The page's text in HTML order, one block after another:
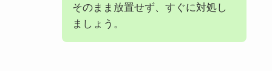
そのまま放置せず、すぐに対処し
ましょう。